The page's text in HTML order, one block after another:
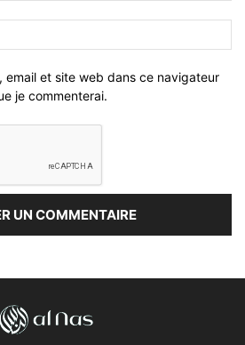
email et site web dans ce navigateur
je commenterai.